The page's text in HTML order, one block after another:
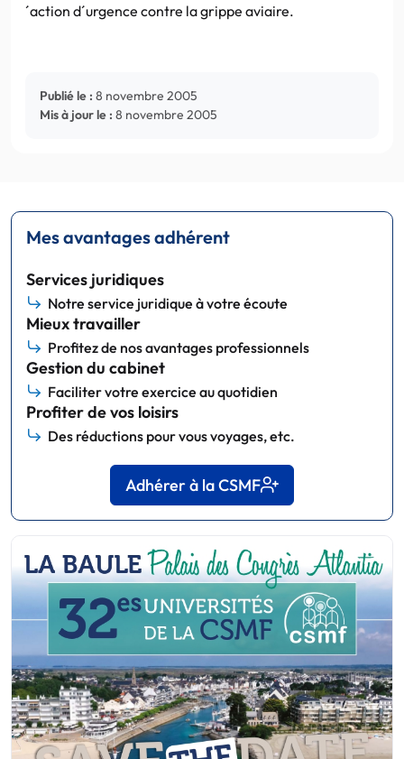
´action d´urgence contre la grippe aviaire.
Publié le : 8 novembre 2005
Mis à jour le : 8 novembre 2005
Mes avantages adhérent
Services juridiques
Notre service juridique à votre écoute
Mieux travailler
Profitez de nos avantages professionnels
Gestion du cabinet
Faciliter votre exercice au quotidien
Profiter de vos loisirs
Des réductions pour vous voyages, etc.
Adhérer à la CSMF